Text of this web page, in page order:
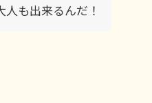
人も出来るんだ！